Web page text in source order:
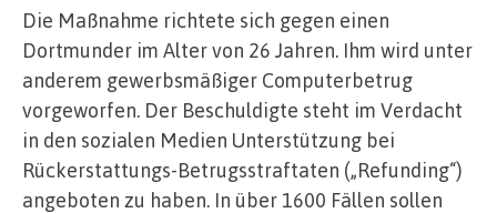
Die Maßnahme richtete sich gegen einen
Dortmunder im Alter von 26 Jahren. Ihm wird unter
anderem gewerbsmäßiger Computerbetrug
vorgeworfen. Der Beschuldigte steht im Verdacht
in den sozialen Medien Unterstützung bei
Rückerstattungs-Betrugsstraftaten („Refunding“)
angeboten zu haben. In über 1600 Fällen sollen